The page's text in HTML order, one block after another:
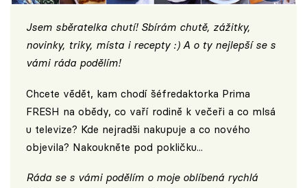
Jsem sběratelka chutí! Sbírám chutě, zážitky,
novinky, triky, místa i recepty :) A o ty nejlepší se s
vámi ráda podělím!
Chcete vědět, kam chodí šéfredaktorka Prima
FRESH na obědy, co vaří rodině k večeři a co mlsá
u televize? Kde nejradši nakupuje a co nového
objevila? Nakoukněte pod pokličku...
Ráda se s vámi podělím o moje oblíbená rychlá